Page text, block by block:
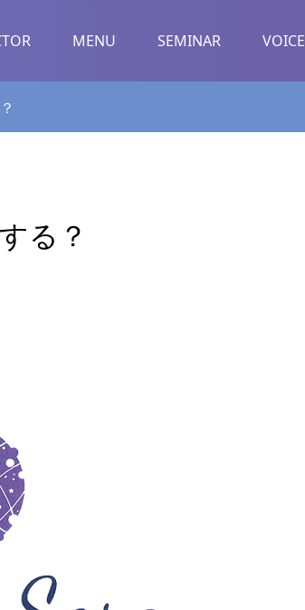
MENU SEMINAR VOICE
る？